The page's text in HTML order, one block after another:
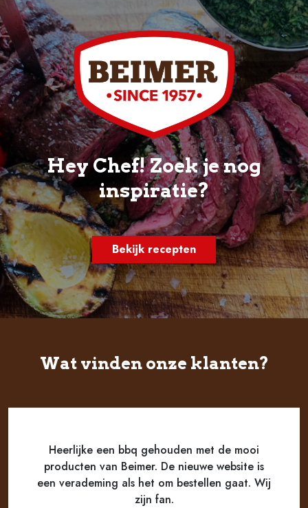
Hey Chef! Zoek je nog
inspiratie?
Bekijk recepten
Wat vinden onze klanten?
Heerlijke een bbq gehouden met de mooi
producten van Beimer. De nieuwe website is
een verademing als het om bestellen gaat. Wij
zijn fan.